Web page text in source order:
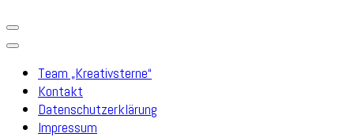
Team „Kreativsterne“
Kontakt
Datenschutzerklärung
Impressum